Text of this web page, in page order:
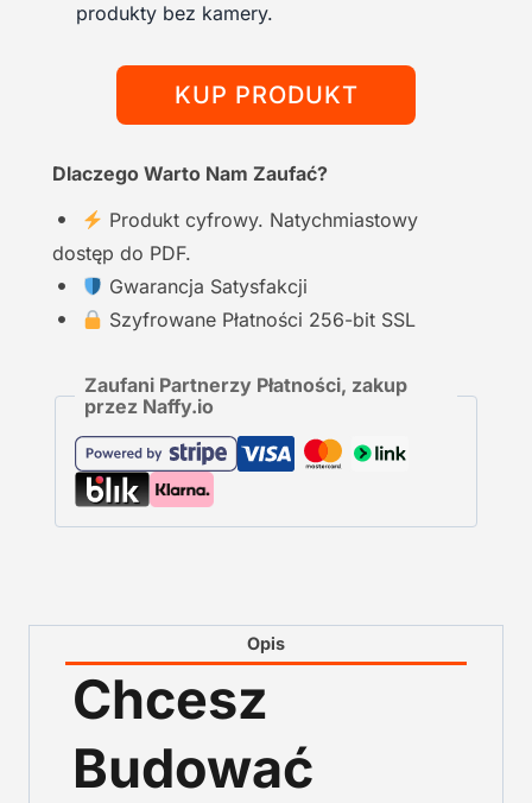
produkty bez kamery.
KUP PRODUKT
Dlaczego Warto Nam Zaufać?
Produkt cyfrowy. Natychmiastowy
dostęp do PDF.
Gwarancja Satysfakcji
Szyfrowane Płatności 256-bit SSL
Zaufani Partnerzy Płatności, zakup
przez Naffy.io
Opis
Chcesz
Budować